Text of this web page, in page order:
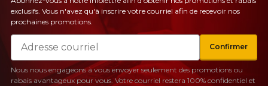
exclusifs. Vous n'avez qu'à inscrire votre courriel afin de recevoir nos
prochaines promotions.
Courriel
Confirmer
Nous nous engageons à vous envoyer seulement des promotions ou
rabais avantageux pour vous. Votre courriel restera 100% confidentiel et